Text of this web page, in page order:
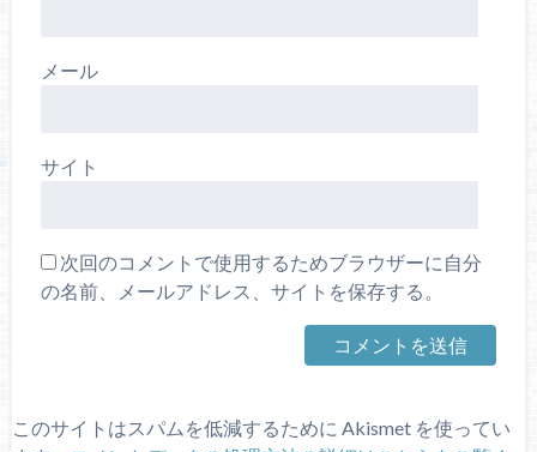
メール
サイト
次回のコメントで使用するためブラウザーに自分
の名前、メールアドレス、サイトを保存する。
このサイトはスパムを低減するために Akismet を使ってい